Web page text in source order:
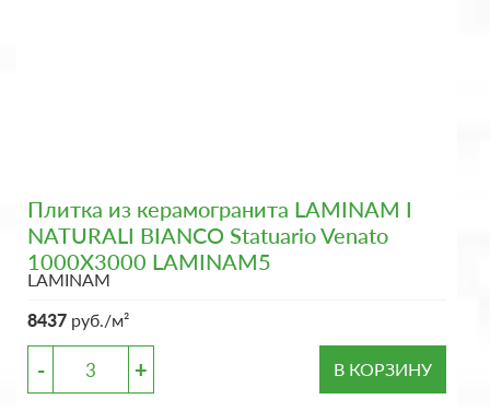
Плитка из керамогранита LAMINAM I
NATURALI BIANCO Statuario Venato
1000X3000 LAMINAM5
LAMINAM
8437 руб./м²
- + В КОРЗИНУ